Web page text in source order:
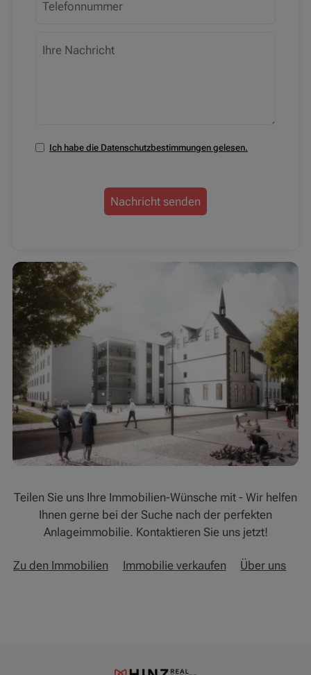
Ich habe die Datenschutzbestimmungen gelesen.
Nachricht senden
Teilen Sie uns Ihre Immobilien-Wünsche mit - Wir helfen
Ihnen gerne bei der Suche nach der perfekten
Anlageimmobilie. Kontaktieren Sie uns jetzt!
Zu den Immobilien Immobilie verkaufen Über uns